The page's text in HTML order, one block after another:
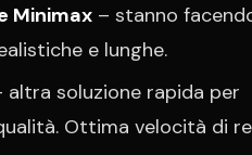
Minimax – stanno
e lunghe.
altra soluzione rapida per
Ottima velocità di